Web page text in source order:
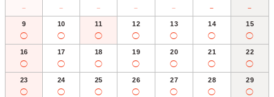
－ － － － － － －
9
◯
10
◯
11
◯
12
◯
13
◯
14
◯
15
◯
16
◯
17
◯
18
◯
19
◯
20
◯
21
◯
22
◯
23
◯
24
◯
25
◯
26
◯
27
◯
28
◯
29
◯